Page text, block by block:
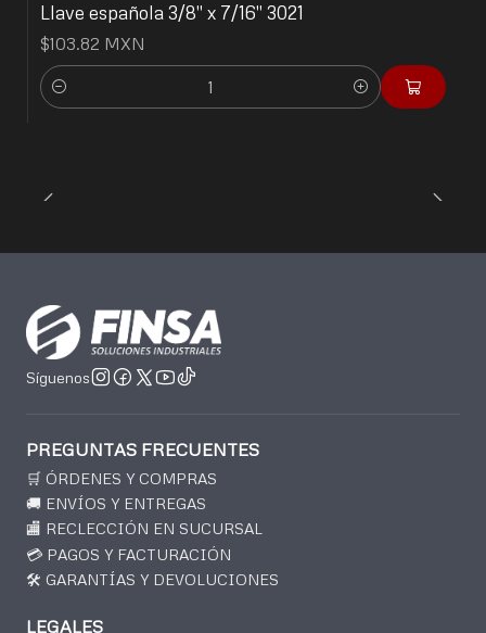
Llave española 3/8" x 7/16" 3021
$103.82 MXN
Cantidad
Síguenos
PREGUNTAS FRECUENTES
🛒 ÓRDENES Y COMPRAS
🚚 ENVÍOS Y ENTREGAS
🏬 RECLECCIÓN EN SUCURSAL
💳 PAGOS Y FACTURACIÓN
🛠️ GARANTÍAS Y DEVOLUCIONES
LEGALES